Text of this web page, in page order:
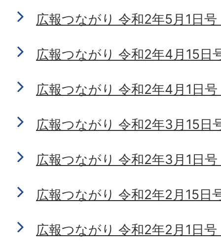
広報つながり 令和2年5月1日
広報つながり 令和2年4月15日
広報つながり 令和2年4月1日
広報つながり 令和2年3月15日
広報つながり 令和2年3月1日
広報つながり 令和2年2月15日
広報つながり 令和2年2月1日